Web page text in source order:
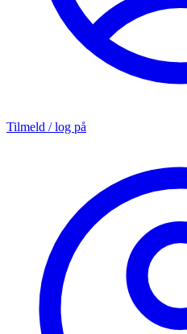
Tilmeld / log på